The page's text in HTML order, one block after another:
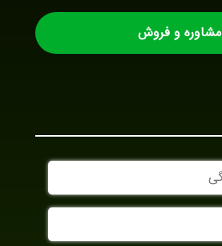
مشاوره و فروش